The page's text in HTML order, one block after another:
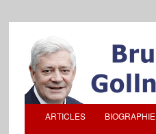
ARTICLES BIOGRAPHIE